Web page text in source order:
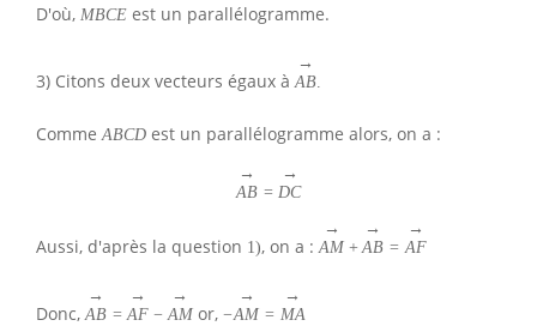
D'où, MBCE est un parallélogramme.
3) Citons deux vecteurs égaux à
→
AB
Comme ABCD est un parallélogramme alors, on a :
→
AB =
→
DC
Aussi, d'après la question 1), on a :
→
AM +
→
AB =
→
AF
Donc,
→
AB =
→
AF −
→
AMor, −
→
AM =
→
MA